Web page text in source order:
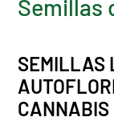
Semillas
SEMILLAS
CANNABIS